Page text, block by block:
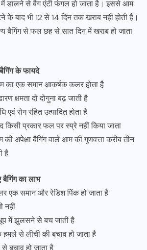
डालने से बैग एंटी फंगल हो जाता है। इससे आम
के बाद भी 12 से 14 दिन तक खराब नहीं होती है।
बैगिंग से फल छह से सात दिन में खराब हो जाता
के फायदे
का एक समान आकर्षक कलर होता है
क्षमता दो दोगुना बढ़ जाती है
एवं रोग रहित उत्पादित होता है
किसी प्रकार फल पर स्प्रे नहीं किया जाता
की अपेक्षा बैगिंग वाले आम की गुणवत्ता करीब तीन
है
का लाभ
एक समान और रेडिश पिंक हो जाता है
नहीं
में झुलसने से बच जाती है
से लीची की बचाव हो जाता है
हो जाता है